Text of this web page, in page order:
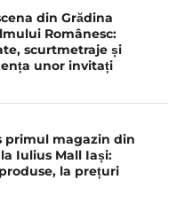
din Grădina
Românesc:
scurtmetraje și
unor invitați
primul magazin din
Iulius Mall Iași:
la prețuri